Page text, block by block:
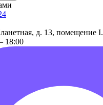
д. 13, помещение I.
18:00